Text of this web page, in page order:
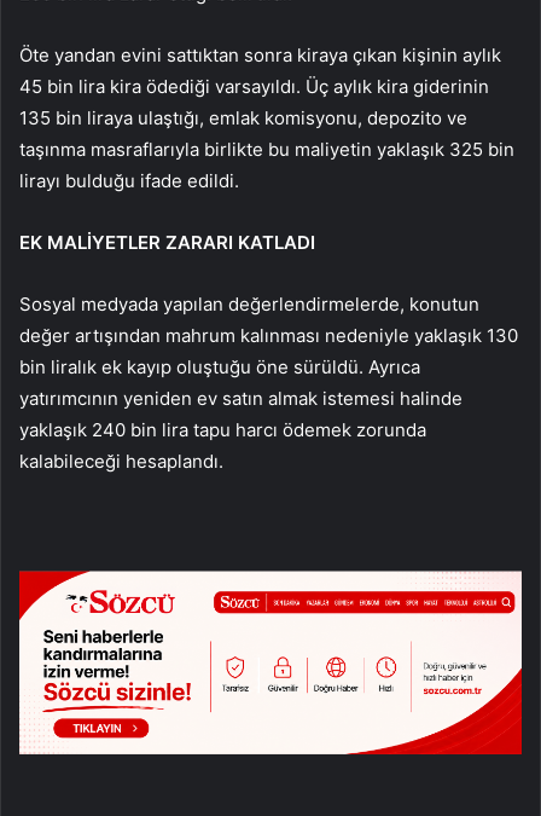
Öte yandan evini sattıktan sonra kiraya çıkan kişinin aylık
45 bin lira kira ödediği varsayıldı. Üç aylık kira giderinin
135 bin liraya ulaştığı, emlak komisyonu, depozito ve
taşınma masraflarıyla birlikte bu maliyetin yaklaşık 325 bin
lirayı bulduğu ifade edildi.
EK MALİYETLER ZARARI KATLADI
Sosyal medyada yapılan değerlendirmelerde, konutun
değer artışından mahrum kalınması nedeniyle yaklaşık 130
bin liralık ek kayıp oluştuğu öne sürüldü. Ayrıca
yatırımcının yeniden ev satın almak istemesi halinde
yaklaşık 240 bin lira tapu harcı ödemek zorunda
kalabileceği hesaplandı.